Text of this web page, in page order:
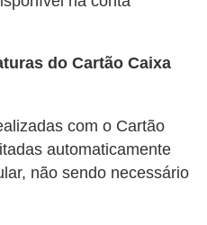
do Cartão Caixa
com o Cartão
automaticamente
não sendo necessário